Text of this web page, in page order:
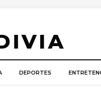
DEPORTES